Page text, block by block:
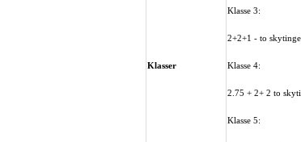
Klasser
Klasse 3:
2+2+1 - to
Klasse 4:
2.75 + 2+ 2 to
Klasse 5: